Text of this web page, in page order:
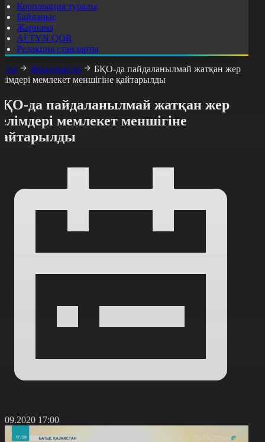
Корпорация туралы
Байланыс
Жарнама
ALTYN QOR
Редакция стандарты
Жаңалықтар
БҚО-да пайдаланылмай жатқан жер
мемлекет меншігіне қайтарылды
да пайдаланылмай жатқан жер
мемлекет меншігіне
17:00